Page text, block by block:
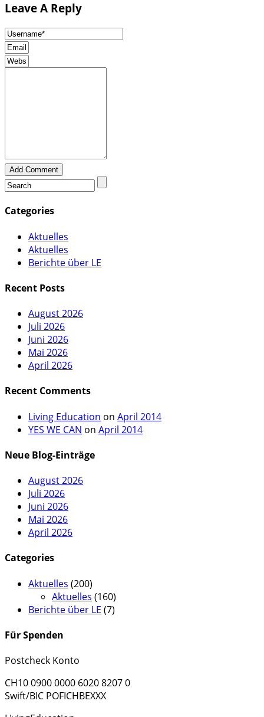
Leave A Reply
Add Comment
Categories
Aktuelles
Aktuelles
Berichte über LE
Recent Posts
August 2026
Juli 2026
Juni 2026
Mai 2026
April 2026
Recent Comments
Living Education on April 2014
YES WE CAN on April 2014
Neue Blog-Einträge
August 2026
Juli 2026
Juni 2026
Mai 2026
April 2026
Categories
Aktuelles (200)
Aktuelles (160)
Berichte über LE (7)
Für Spenden
Postcheck Konto
CH10 0900 0000 6020 8207 0
Swift/BIC POFICHBEXXX